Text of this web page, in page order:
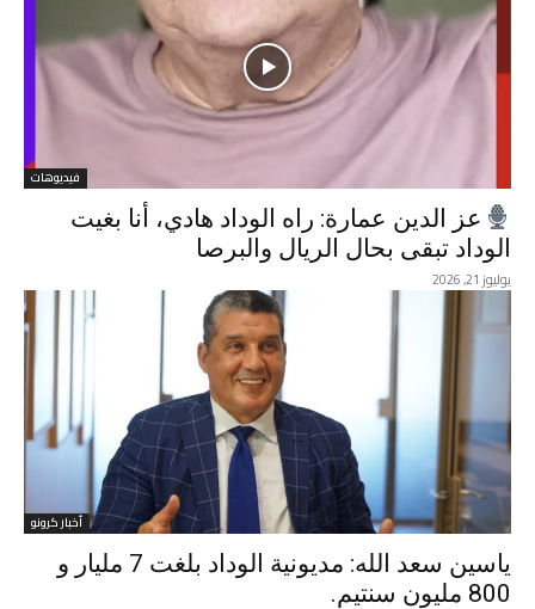
فيديوهات
عز الدين عمارة: راه الوداد هادي، أنا بغيت
الوداد تبقى بحال الريال والبرصا
يوليوز 21, 2026
أخبار كرونو
ياسين سعد الله: مديونية الوداد بلغت 7 مليار و
800 مليون سنتيم.